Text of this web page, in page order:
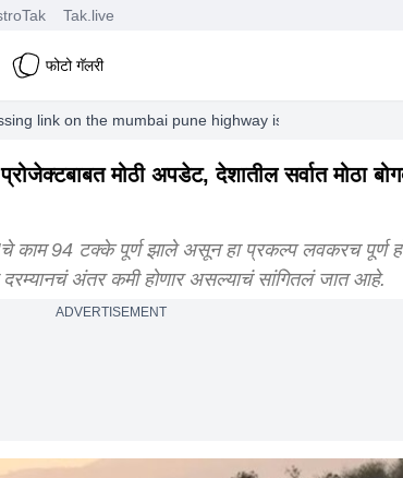
Tak.live
फोटो गॅलरी
link on the mumbai pune highway is gaining
मोठी अपडेट, देशातील सर्वात मोठा
काम 94 टक्के पूर्ण झाले असून हा प्रकल्प लवकरच पूर्ण
अंतर कमी होणार असल्याचं सांगितलं जात आहे.
ADVERTISEMENT